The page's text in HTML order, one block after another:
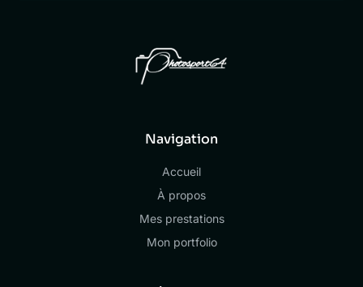
Navigation
Accueil
À propos
Mes prestations
Mon portfolio